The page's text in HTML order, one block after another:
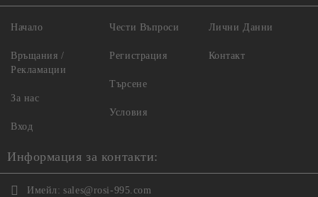
Начало
Връщания /
Рекламации
За нас
Вход
Чести Въпроси
Регистрация
Търсене
Условия
Лични Данни
Контакт
Информация за контакти:
Имейл: sales@rosi-995.com